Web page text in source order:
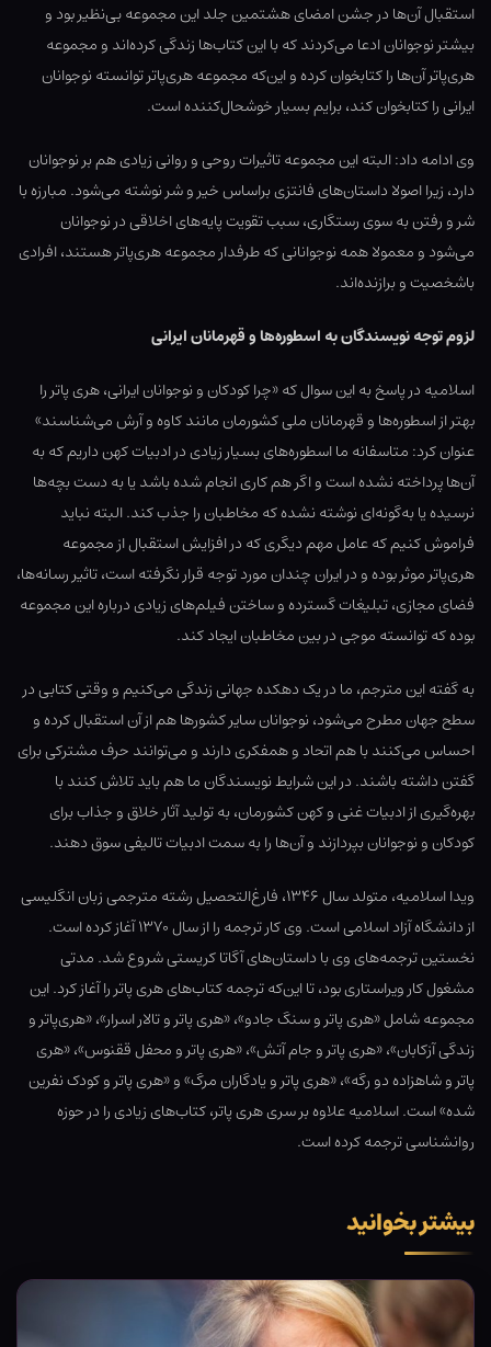
استقبال آن‌ها در جشن امضای هشتمین جلد این مجموعه بی‌نظیر بود و
بیشتر نوجوانان ادعا می‌کردند که با این کتاب‌ها زندگی کرده‌اند و مجموعه
هری‌پاتر آن‌ها را کتابخوان کرده و این‌که مجموعه هری‌پاتر توانسته نوجوانان
ایرانی را کتابخوان کند، برایم بسیار خوشحال‌کننده است.
وی ادامه داد:‌ البته این مجموعه تاثیرات روحی و روانی زیادی هم بر نوجوانان
دارد، زیرا اصولا داستان‌های فانتزی براساس خیر و شر نوشته می‌شود. مبارزه با
شر و رفتن به سوی رستگاری، سبب تقویت پایه‌های اخلاقی در نوجوانان
می‌شود و معمولا همه نوجوانانی که طرفدار مجموعه هری‌پاتر هستند، افرادی
باشخصیت و برازنده‌اند.
لزوم توجه نویسندگان به اسطوره‌ها و قهرمانان ایرانی
اسلامیه در پاسخ به این سوال که «چرا کودکان و نوجوانان ایرانی، هری پاتر را
بهتر از اسطوره‌ها و قهرمانان ملی کشورمان مانند کاوه و آرش می‌شناسند»
عنوان کرد: متاسفانه ما اسطوره‌های بسیار زیادی در ادبیات کهن داریم که به
آن‌ها پرداخته نشده است و اگر هم کاری انجام شده باشد یا به دست بچه‌ها
نرسیده یا به‌گونه‌ای نوشته نشده که مخاطبان را جذب کند. البته نباید
فراموش کنیم که عامل مهم دیگری که در افزایش استقبال از مجموعه
هری‌پاتر موثر بوده و در ایران چندان مورد توجه قرار نگرفته است، تاثیر رسانه‌ها،
فضای مجازی، تبلیغات گسترده و ساختن فیلم‌های زیادی درباره این مجموعه
بوده که توانسته موجی در بین مخاطبان ایجاد کند.
به گفته این مترجم، ما در یک دهکده جهانی زندگی می‌کنیم و وقتی کتابی در
سطح جهان مطرح می‌شود، نوجوانان سایر کشورها هم از آن استقبال کرده و
احساس می‌کنند با هم اتحاد و همفکری دارند و می‌توانند حرف مشترکی برای
گفتن داشته باشند. در این شرایط نویسندگان ما هم باید تلاش کنند با
بهره‌گیری از ادبیات غنی و کهن کشورمان، به تولید آثار خلاق و جذاب برای
کودکان و نوجوانان بپردازند و آن‌ها را به سمت ادبیات تالیفی سوق دهند.
ویدا اسلامیه، متولد سال ۱۳۴۶، فارغ‌التحصیل رشته مترجمی زبان انگلیسی
از دانشگاه آزاد اسلامی است. وی کار ترجمه را از سال ۱۳۷۰ آغاز کرده است.
نخستین ترجمه‌‏های وی با داستان‏‌های آگاتا کریستی شروع شد. مدتی
مشغول کار ویراستاری بود، تا این‌‏که ترجمه کتاب‌های هری پاتر را آغاز کرد. این
مجموعه شامل «هری پاتر و سنگ جادو»، «هری پاتر و تالار اسرار»، «هری‌پاتر و
زندگی آزکابان»، «هری پاتر و جام آتش»، «هری پاتر و محفل ققنوس»، «هری
پاتر و شاهزاده دو رگه»، «هری پاتر و یادگاران مرگ» و «هری پاتر و کودک نفرین
شده» است. اسلامیه علاوه بر سری هری پاتر، کتاب‌‏های زیادی را در حوزه
روانشناسی ترجمه کرده ‌است.
بیشتر بخوانید